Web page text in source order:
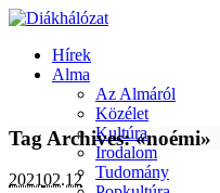
Hírek
Alma
Az Almáról
Közélet
Kultúra
Irodalom
Tudomány
Tag Archives: «noémi»
202102.12